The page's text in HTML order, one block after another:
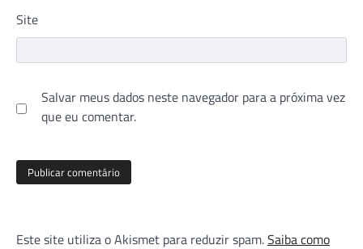
Site
Salvar meus dados neste navegador para a próxima vez
que eu comentar.
Este site utiliza o Akismet para reduzir spam.Saiba como